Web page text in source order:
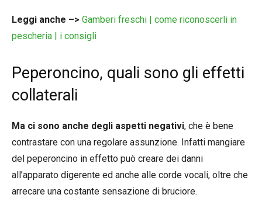
Leggi anche –> Gamberi freschi | come riconoscerli in
pescheria | i consigli
Peperoncino, quali sono gli effetti
collaterali
Ma ci sono anche degli aspetti negativi, che è bene
contrastare con una regolare assunzione. Infatti mangiare
del peperoncino in effetto può creare dei danni
all’apparato digerente ed anche alle corde vocali, oltre che
arrecare una costante sensazione di bruciore.